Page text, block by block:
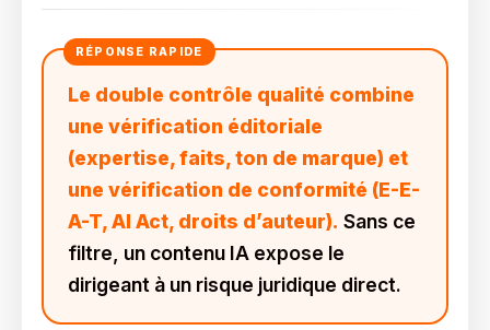
Le double contrôle qualité combine
une vérification éditoriale
(expertise, faits, ton de marque) et
une vérification de conformité (E-E-
A-T, AI Act, droits d’auteur). Sans ce
filtre, un contenu IA expose le
dirigeant à un risque juridique direct.